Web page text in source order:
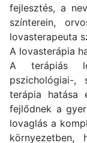
fejlesztés, a
színterein,
lovasterapeuta
A lovasterápia
A terápiás
pszichológiai-
terápia hatása
fejlődnek a
lovaglás a
környezetben,